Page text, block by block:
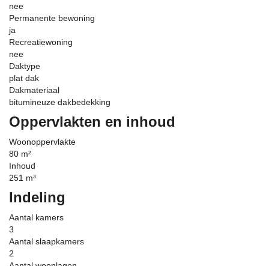
nee
Permanente bewoning
ja
Recreatiewoning
nee
Daktype
plat dak
Dakmateriaal
bitumineuze dakbedekking
Oppervlakten en inhoud
Woonoppervlakte
80 m²
Inhoud
251 m³
Indeling
Aantal kamers
3
Aantal slaapkamers
2